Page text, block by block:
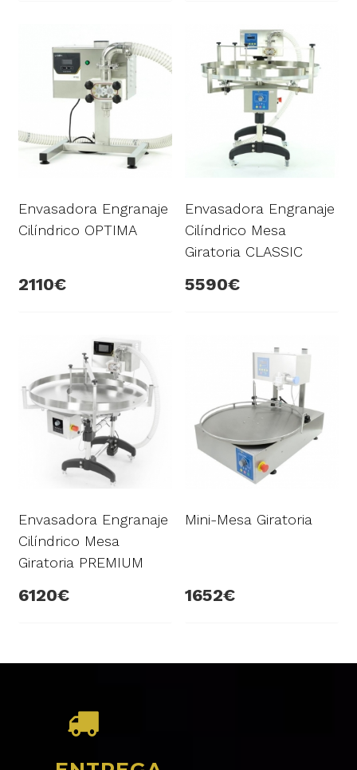
Envasadora Engranaje
Cilíndrico OPTIMA
2110
Envasadora Engranaje
Cilíndrico Mesa
Giratoria CLASSIC
5590
Envasadora Engranaje
Cilíndrico Mesa
Giratoria PREMIUM
6120
Mini-Mesa Giratoria
1652